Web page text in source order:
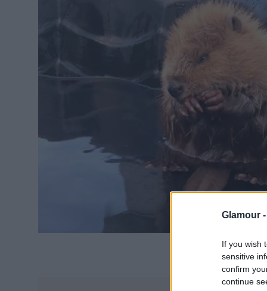
Glamour -
If you wish
sensitive
confirm
continue